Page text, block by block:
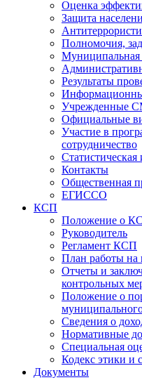
Оценка
Защита
Полномочия,
Муниципальная
Результаты
Учрежденные
Официальные
Участие в
сотрудничество
Контакты
Общественная
ЕГИССО
КСП
Положение о
Руководитель
Регламент КСП
План работы на
Отчеты и
контрольных
Положение о
Сведения о
Нормативные
Специальная
Кодекс этики и
Документы